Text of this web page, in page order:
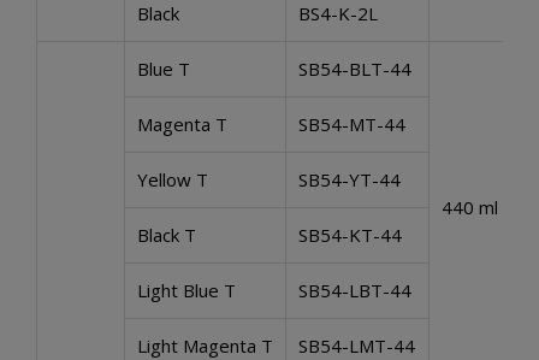
Black BS4-K-2L
Blue T SB54-BLT-44
440 ml
Magenta T SB54-MT-44
Yellow T SB54-YT-44
Black T SB54-KT-44
Light Blue T SB54-LBT-44
Light Magenta T SB54-LMT-44